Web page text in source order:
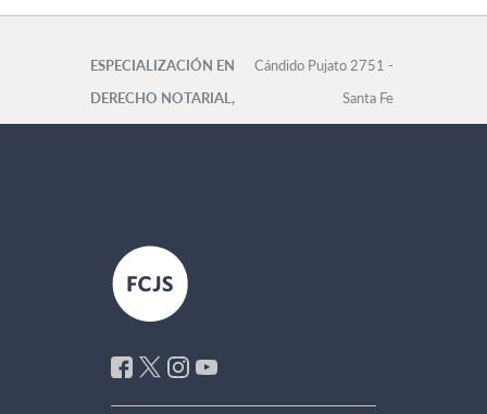
ESPECIALIZACIÓN EN
DERECHO NOTARIAL,
Cándido Pujato 2751 -
Santa Fe